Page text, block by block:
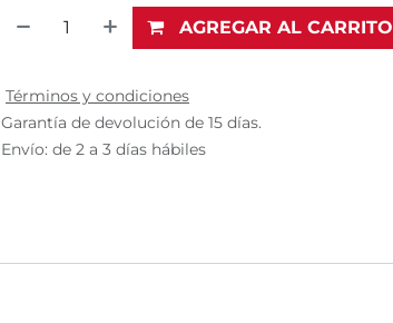
AGREGAR AL CARRITO
Términos y condiciones
Garantía de devolución de 15 días.
Envío: de 2 a 3 días hábiles